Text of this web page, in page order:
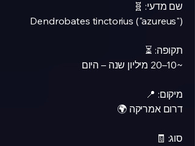
שם מדעי: 🧬
Dendrobates tinctorius ("azureus")
תקופה: ⏳
~10–20 מיליון שנה – היום
מיקום: 📍
דרום אמריקה 🌍
סוג: 🧾